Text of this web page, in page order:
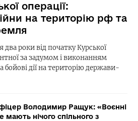
операції:
на територію рф та
роки від початку Курської
за задумом і виконанням
бойові дії на територію держави-
Володимир Ращук: «Воєнні
мають нічого спільного з